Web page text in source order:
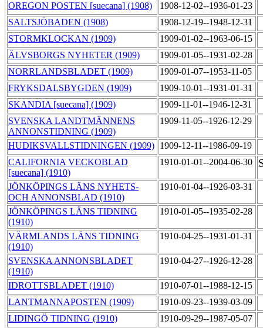
OREGON POSTEN [suecana] (1908)
1908-12-02--1936-01-23
SALTSJÖBADEN (1908)
1908-12-19--1948-12-31
STORMKLOCKAN (1909)
1909-01-02--1963-06-15
ÄLVSBORGS NYHETER (1909)
1909-01-05--1931-02-28
NORRLANDSBLADET (1909)
1909-01-07--1953-11-05
FRYKSDALSBYGDEN (1909)
1909-10-01--1931-01-31
SKANDIA [suecana] (1909)
1909-11-01--1946-12-31
SVENSKA LANDTMÄNNENS
ANNONSTIDNING (1909)
1909-11-05--1926-12-29
HUDIKSVALLSTIDNINGEN (1909) 1909-12-11--1986-09-19
CALIFORNIA VECKOBLAD
[suecana] (1910)
1910-01-01--2004-06-30
JÖNKÖPINGS LÄNS NYHETS-
OCH ANNONSBLAD (1910)
1910-01-04--1926-03-31
JÖNKÖPINGS LÄNS TIDNING
(1910)
1910-01-05--1935-02-28
VÄRMLANDS LÄNS TIDNING
(1910)
1910-04-25--1931-01-31
SVENSKA ANNONSBLADET
(1910)
1910-04-27--1926-12-28
IDROTTSBLADET (1910)
1910-07-01--1988-12-15
LANTMANNAPOSTEN (1909)
1910-09-23--1939-03-09
LIDINGÖ TIDNING (1910)
1910-09-29--1987-05-07